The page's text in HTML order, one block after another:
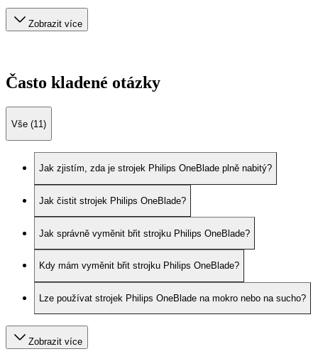
Zobrazit více
Často kladené otázky
Vše (11)
Jak zjistím, zda je strojek Philips OneBlade plně nabitý?
Jak čistit strojek Philips OneBlade?
Jak správně vyměnit břit strojku Philips OneBlade?
Kdy mám vyměnit břit strojku Philips OneBlade?
Lze používat strojek Philips OneBlade na mokro nebo na sucho?
Zobrazit více